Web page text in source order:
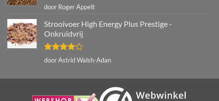
Gewaardeerd
uit 5
door Roger Appelt
Strooivoer High Energy Plus Prestige -
Onkruidvrij
Gewaardeerd
door Astrid Walsh-Adan